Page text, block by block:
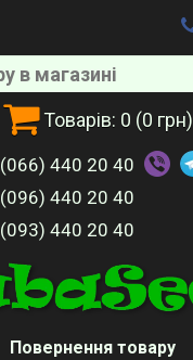
Товарів: 0 (0 грн)
(066) 440 20 40
(096) 440 20 40
(093) 440 20 40
Повернення товару